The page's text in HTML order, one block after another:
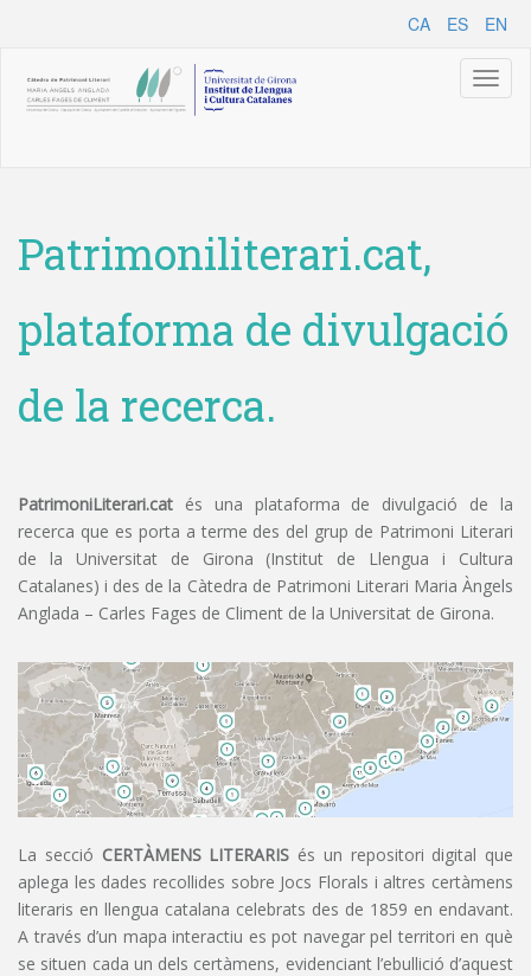
CA ES EN
Patrimoniliterari.cat,
plataforma de divulgació
de la recerca.
PatrimoniLiterari.cat és una plataforma de divulgació de la
recerca que es porta a terme des del grup de Patrimoni Literari
de la Universitat de Girona (Institut de Llengua i Cultura
Catalanes) i des de la Càtedra de Patrimoni Literari Maria Àngels
Anglada – Carles Fages de Climent de la Universitat de Girona.
La secció CERTÀMENS LITERARIS és un repositori digital que
aplega les dades recollides sobre Jocs Florals i altres certàmens
literaris en llengua catalana celebrats des de 1859 en endavant.
A través d’un mapa interactiu es pot navegar pel territori en què
se situen cada un dels certàmens, evidenciant l’ebullició d’aquest